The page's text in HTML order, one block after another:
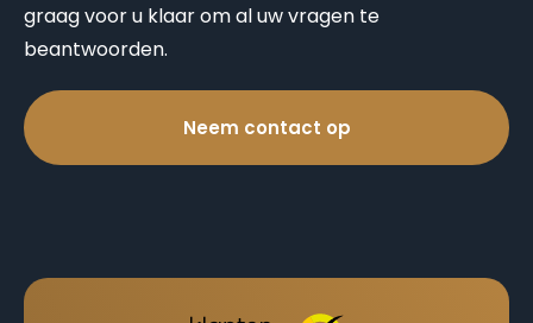
graag voor u klaar om al uw vragen te
beantwoorden.
Neem contact op